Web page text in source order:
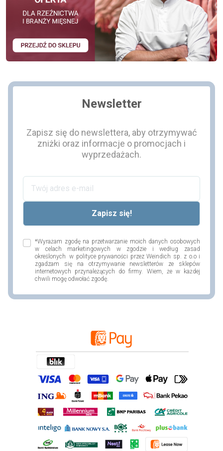
Newsletter
Zapisz się do newslettera, aby otrzymywać
zniżki oraz informacje o promocjach i
wyprzedażach.
*Wyrażam zgodę na przetwarzanie moich danych osobowych
w celach marketingowych w zgodzie i według zasad
określonych w polityce prywaności przez Weindich sp. z o.o i
zgadzam się na otrzymywanie newsletterów ze sklepów
internetowych przynależących do firmy. Wiem, że w każdej
chwili mogę odwołać zgodę.